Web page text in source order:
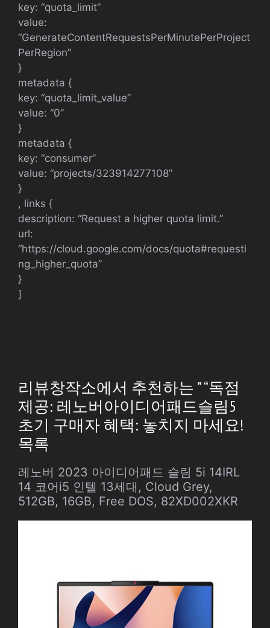
key: “quota_limit”
value:
“GenerateContentRequestsPerMinutePerProject
PerRegion”
}
metadata {
key: “quota_limit_value”
value: “0”
}
metadata {
key: “consumer”
value: “projects/323914277108”
}
, links {
description: “Request a higher quota limit.”
url:
“https://cloud.google.com/docs/quota#requesti
ng_higher_quota”
}
]
리뷰창작소에서 추천하는 ” “독점
제공: 레노버아이디어패드슬림5
초기 구매자 혜택: 놓치지 마세요!
목록
레노버 2023 아이디어패드 슬림 5i 14IRL
14 코어i5 인텔 13세대, Cloud Grey,
512GB, 16GB, Free DOS, 82XD002XKR